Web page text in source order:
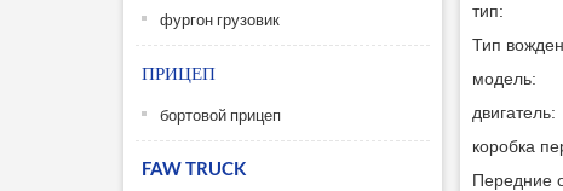
фургон грузовик
ПРИЦЕП
бортовой прицеп
FAW TRUCK
тип:
Тип
модель:
двигатель:
коробка
Передние